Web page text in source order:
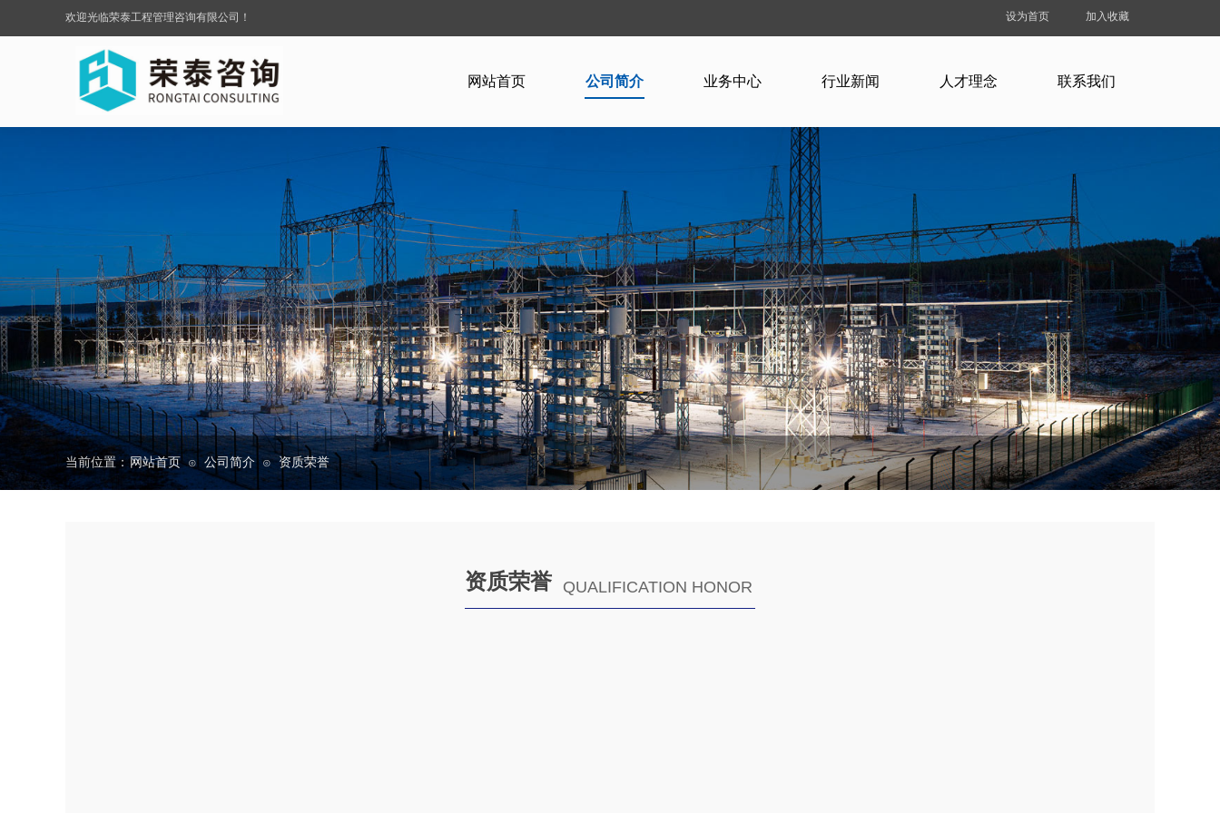
欢迎光临荣泰工程管理咨询有限公司！ 设为首页 加入收藏
网站首页 公司简介 业务中心 行业新闻 人才理念 联系我们
当前位置：网站首页 ⊙ 公司简介 ⊙ 资质荣誉
资质荣誉 QUALIFICATION HONOR